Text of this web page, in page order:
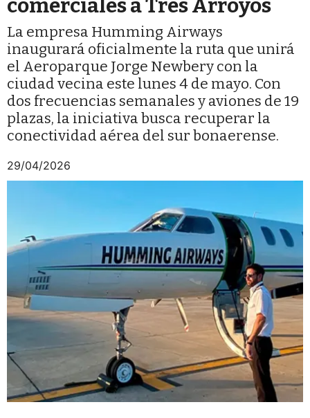
comerciales a Tres Arroyos
La empresa Humming Airways
inaugurará oficialmente la ruta que unirá
el Aeroparque Jorge Newbery con la
ciudad vecina este lunes 4 de mayo. Con
dos frecuencias semanales y aviones de 19
plazas, la iniciativa busca recuperar la
conectividad aérea del sur bonaerense.
29/04/2026